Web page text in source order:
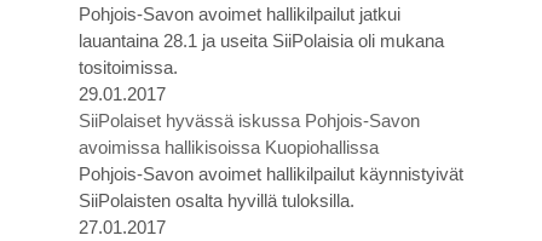
Pohjois-Savon avoimet hallikilpailut jatkui
lauantaina 28.1 ja useita SiiPolaisia oli mukana
tositoimissa.
29.01.2017
SiiPolaiset hyvässä iskussa Pohjois-Savon
avoimissa hallikisoissa Kuopiohallissa
Pohjois-Savon avoimet hallikilpailut käynnistyivät
SiiPolaisten osalta hyvillä tuloksilla.
27.01.2017